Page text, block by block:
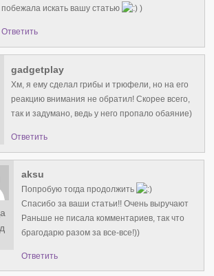
побежала искать вашу статью
)
Ответить
gadgetplay
Хм, я ему сделал грибы и трюфели, но на его
реакцию внимания не обратил! Скорее всего,
так и задумано, ведь у него пропало обаяние)
Ответить
aksu
Попробую тогда продолжить
Спасибо за ваши статьи!! Очень выручают
Раньше не писала комментариев, так что
брагодарю разом за все-все!))
Ответить